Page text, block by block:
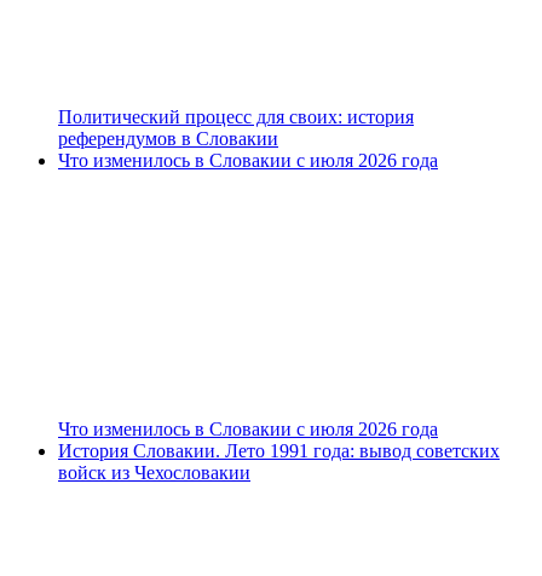
Политический процесс для своих: история
референдумов в Словакии
Что изменилось в Словакии с июля 2026 года
Что изменилось в Словакии с июля 2026 года
История Словакии. Лето 1991 года: вывод советских
войск из Чехословакии